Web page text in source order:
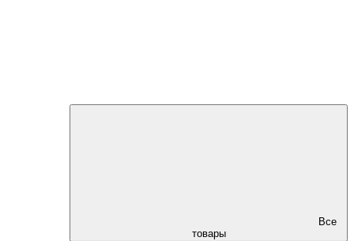
Все
товары